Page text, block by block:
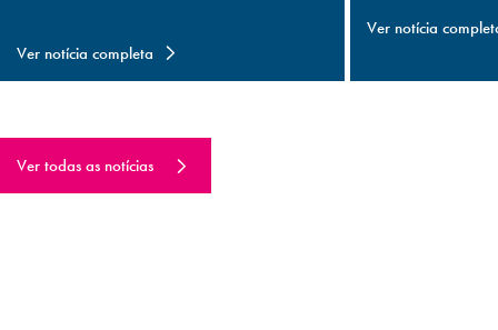
Ver notícia completa
Ver notícia
Ver todas as notícias